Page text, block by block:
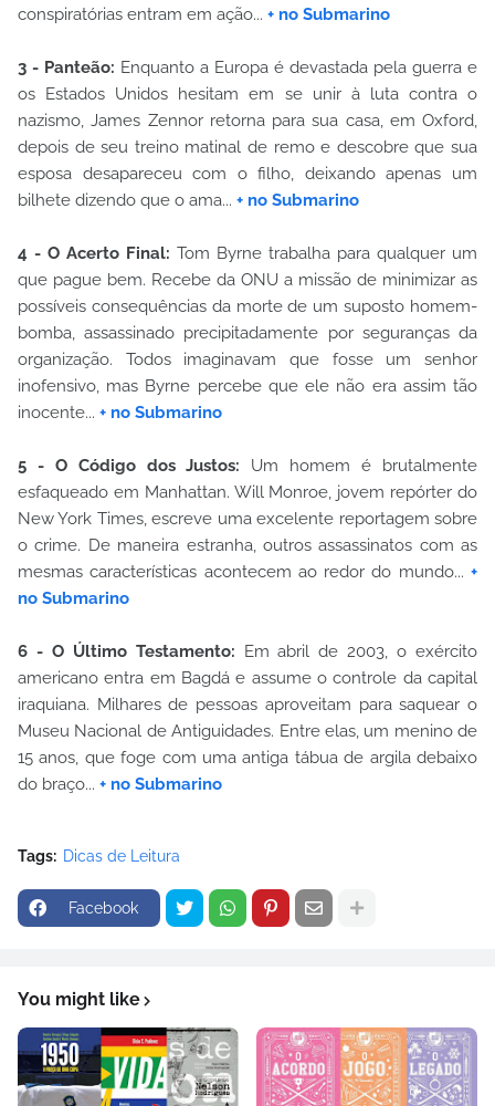
conspiratórias entram em ação... + no Submarino
3 - Panteão: Enquanto a Europa é devastada pela guerra e
os Estados Unidos hesitam em se unir à luta contra o
nazismo, James Zennor retorna para sua casa, em Oxford,
depois de seu treino matinal de remo e descobre que sua
esposa desapareceu com o filho, deixando apenas um
bilhete dizendo que o ama... + no Submarino
4 - O Acerto Final: Tom Byrne trabalha para qualquer um
que pague bem. Recebe da ONU a missão de minimizar as
possíveis consequências da morte de um suposto homem-
bomba, assassinado precipitadamente por seguranças da
organização. Todos imaginavam que fosse um senhor
inofensivo, mas Byrne percebe que ele não era assim tão
inocente... + no Submarino
5 - O Código dos Justos: Um homem é brutalmente
esfaqueado em Manhattan. Will Monroe, jovem repórter do
New York Times, escreve uma excelente reportagem sobre
o crime. De maneira estranha, outros assassinatos com as
mesmas características acontecem ao redor do mundo... +
no Submarino
6 - O Último Testamento: Em abril de 2003, o exército
americano entra em Bagdá e assume o controle da capital
iraquiana. Milhares de pessoas aproveitam para saquear o
Museu Nacional de Antiguidades. Entre elas, um menino de
15 anos, que foge com uma antiga tábua de argila debaixo
do braço... + no Submarino
Tags: Dicas de Leitura
Facebook
You might like